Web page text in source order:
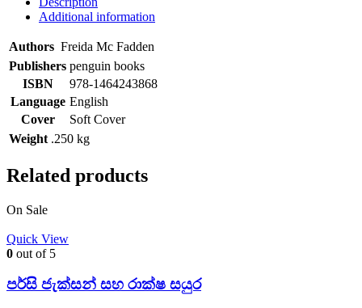
Additional information
Authors Freida Mc Fadden
Publishers penguin books
ISBN
978-1464243868
Language English
Cover
Soft Cover
Weight .250 kg
Related products
On Sale
Quick View
0 out of 5
පර්සි ජැක්සන් සහ රාක්ෂ සයුර